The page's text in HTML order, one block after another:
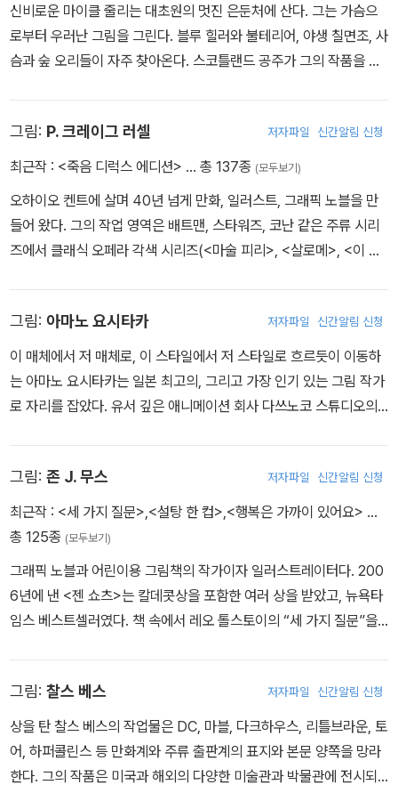
은 히트작 《샌드맨》이다. 그는 이 시리즈로 윌아이즈너Will Eisner
만화산업대상을 무려 아홉 번이나 수상하였으며, 하비상, 세계판타지
문학상 단편 부문에 선정되면서 만화로는 최초로 문학상을 수상하는
《샌드맨: 꿈사냥꾼》으로는 브람스토커상을 받음과 동시에 휴고상 후
보에 올랐다. 또한 꾸준히 단편 소설을 준비하여 1990년 발표한 《멋
의 장편소설 《신들의 전쟁》은 휴고, 네뷸러, 로커스 등 3대 SF 문학
상을 휩쓸었고, 그 외 어린 독자들을 위해 쓴 《금붕어 두 마리와 아빠
를 바꾼 날》, 《벽 속에 늑대가 있어》, 《코렐라인》 등의 작품을 줄줄이
히트시키면서 그래픽 노블계에서 만큼이나 문학계에서도 인정받고
있는 뉴베리상, 로커스 영 어덜트상, 휴고상을 수상했다. 또한 2010
년 영국 CILIP 카네기 메달을 수상하면서 같은 책으로 뉴베리상과 카
네기 메달을 동시에 석권한 첫 번째 작가가 되었다. [뉴욕 타임스] 베
스트셀러에 35주 연속으로 올랐다. 2017년에는 지금까지 모은 자료
신비로운 마이클 줄리는 대초원의 멋진 은둔처에 산다. 그는 가슴으
로부터 우러난 그림을 그린다. 블루 힐러와 불테리어, 야생 칠면조, 사
슴과 숲 오리들이 자주 찾아온다. 스코틀랜드 공주가 그의 작품을 판
그림: P. 크레이그 러셀 저자파일 신간알림 신청
최근작 : <죽음 디럭스 에디션> … 총 137종 (모두보기)
오하이오 켄트에 살며 40년 넘게 만화, 일러스트, 그래픽 노블을 만
들어 왔다. 그의 작업 영역은 배트맨, 스타워즈, 코난 같은 주류 시리
즈에서 클래식 오페라 각색 시리즈(<마술 피리>, <살로메>, <이 팔
개 프로젝트를 함께했는데, 그중에는 <샌드맨 #50>, <코렐라인>,
그리고 <샌드맨: 꿈 사냥꾼> 코믹스 어댑테이션이 있다. artofpcrai
grussell.com
그림: 아마노 요시타카 저자파일 신간알림 신청
이 매체에서 저 매체로, 이 스타일에서 저 스타일로 흐르듯이 이동하
는 아마노 요시타카는 일본 최고의, 그리고 가장 인기 있는 그림 작가
로 자리를 잡았다. 유서 깊은 애니메이션 회사 다쓰노코 스튜디오의
타지 책을 출간했는데, 그중에는 컬트 고전 <뱀파이어 헌터 D>도 있
었다. 그의 독창적인 캐릭터 디자인과 삽화는 비디오 게임의 세계로
도 넘어가, 널리 인기를 누리는 인터랙티브 롤플레잉 게임 시리즈 <
앤젤레스 필하모닉과 협업하며 애니메이션 영화/음악 프로젝트인 <
천일야화>를 만들었으며, 1999년에는 뉴욕 시 앤젤 오렌산즈 파운
데이션에서 <히어로>라는 멀티미디어 이벤트를 시작했다. <히어로
> 전시는 1만 년 후 미래에 환생한 어느 왕자의 에픽 퀘스트에 대한
프로젝트 시리즈 중 첫 번째였으며, 또한 <샌드맨: 꿈 사냥꾼>의 오
트메이킹, 무대 장치, 그리고 스테인드글라스가 있다.
그림: 존 J. 무스 저자파일 신간알림 신청
최근작 : <세 가지 질문>,<설탕 한 컵>,<행복은 가까이 있어요> …
총 125종 (모두보기)
그래픽 노블과 어린이용 그림책의 작가이자 일러스트레이터다. 200
6년에 낸 <젠 쇼츠>는 칼데콧상을 포함한 여러 상을 받았고, 뉴욕타
임스 베스트셀러였다. 책 속에서 레오 톨스토이의 “세 가지 질문”을
하다.”고 했다. 무스는 1982년에 <에픽 일러스트레이티드>라는 앤
솔로지 잡지로 데뷔하여 그래픽 노블과 코믹스 경력을 시작했다. 그
후 수많은 화가와 작가들과 같이 일했는데, 에픽 시리즈 <문셰도우(1
985-1987)>에서 J.M. 드마티스, <샌드맨> “유배(1999)”에서 닐
그림: 찰스 베스 저자파일 신간알림 신청
상을 탄 찰스 베스의 작업물은 DC, 마블, 다크하우스, 리틀브라운, 토
어, 하퍼콜린스 등 만화계와 주류 출판계의 표지와 본문 양쪽을 망라
한다. 그의 작품은 미국과 해외의 다양한 미술관과 박물관에 전시되